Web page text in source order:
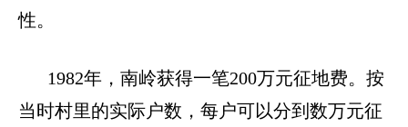
性。
1982年，南岭获得一笔200万元征地费。按
当时村里的实际户数，每户可以分到数万元征